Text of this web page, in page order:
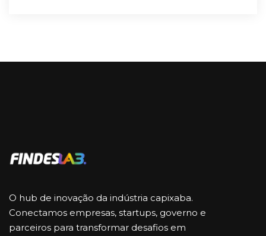
O hub de inovação da indústria capixaba.
Conectamos empresas, startups, governo e
parceiros para transformar desafios em